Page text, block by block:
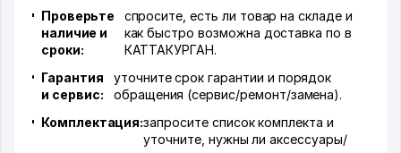
Проверьте
наличие и
сроки:
спросите, есть ли товар на складе и
как быстро возможна доставка по в
КАТТАКУРГАН.
Гарантия
и сервис:
уточните срок гарантии и порядок
обращения (сервис/ремонт/замена).
Комплектация:запросите список комплекта и
уточните, нужны ли аксессуары/